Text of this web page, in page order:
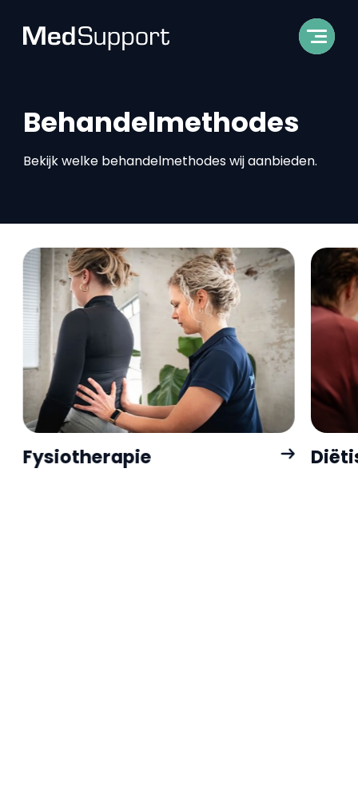
Behandelmethodes
Bekijk welke behandelmethodes wij aanbieden.
Fysiotherapie